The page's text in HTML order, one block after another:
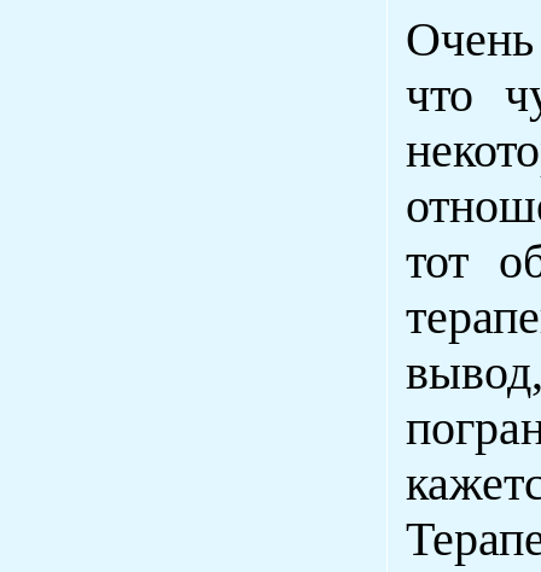
что
тот